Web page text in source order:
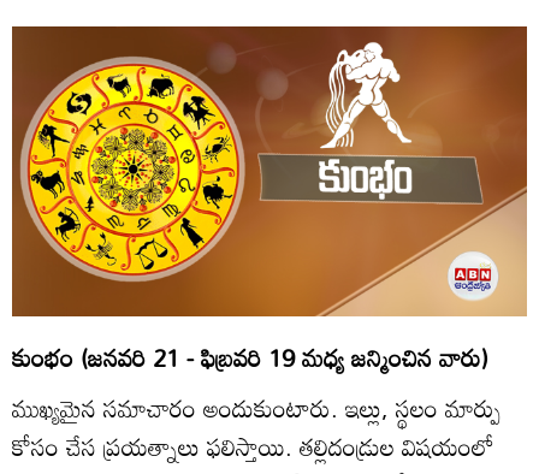
కుంభం (జనవరి 21 - ఫిబ్రవరి 19 మధ్య జన్మించిన వారు)
ముఖ్యమైన సమాచారం అందుకుంటారు. ఇల్లు, స్థలం మార్పు
కోసం చేస ప్రయత్నాలు ఫలిస్తాయి. తల్లిదండ్రుల విషయంలో